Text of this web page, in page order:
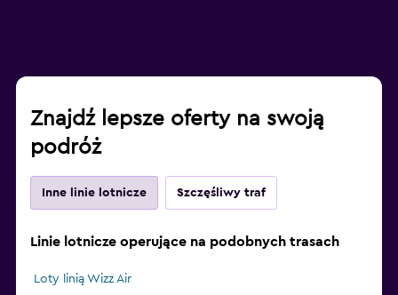
Znajdź lepsze oferty na swoją
podróż
Inne linie lotnicze Szczęśliwy traf
Linie lotnicze operujące na podobnych trasach
Loty linią Wizz Air